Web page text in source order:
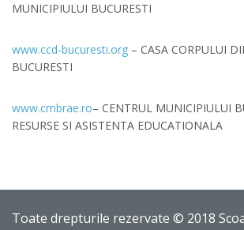
MUNICIPIULUI BUCURESTI
www.ccd-bucuresti.org – CASA CORPULUI
BUCURESTI
www.cmbrae.ro– CENTRUL MUNICIPIULUI
RESURSE SI ASISTENTA EDUCATIONALA
Toate drepturile rezervate © 2018